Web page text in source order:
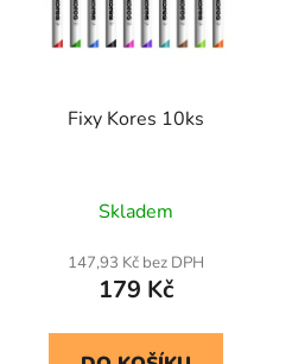
Fixy Kores 10ks
Skladem
147,93 Kč bez DPH
179 Kč